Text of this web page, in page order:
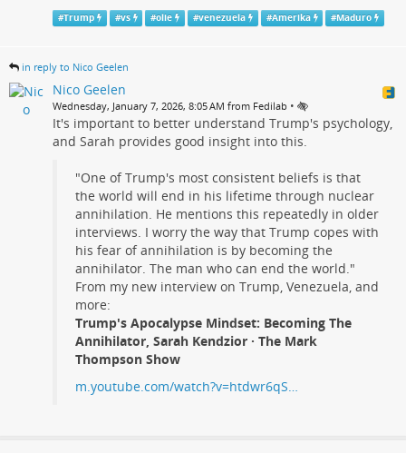
#Trump #vs #olie #venezuela #Amerika #Maduro
in reply to Nico Geelen
Nico Geelen
Wednesday, January 7, 2026, 8:05 AM from Fedilab •
It's important to better understand Trump's psychology,
and Sarah provides good insight into this.
"One of Trump's most consistent beliefs is that
the world will end in his lifetime through nuclear
annihilation. He mentions this repeatedly in older
interviews. I worry the way that Trump copes with
his fear of annihilation is by becoming the
annihilator. The man who can end the world."
From my new interview on Trump, Venezuela, and
more:
Trump's Apocalypse Mindset: Becoming The
Annihilator, Sarah Kendzior · The Mark
Thompson Show
m.youtube.com/watch?v=htdwr6qS…